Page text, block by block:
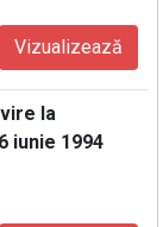
Vizualizează
la
iunie 1994